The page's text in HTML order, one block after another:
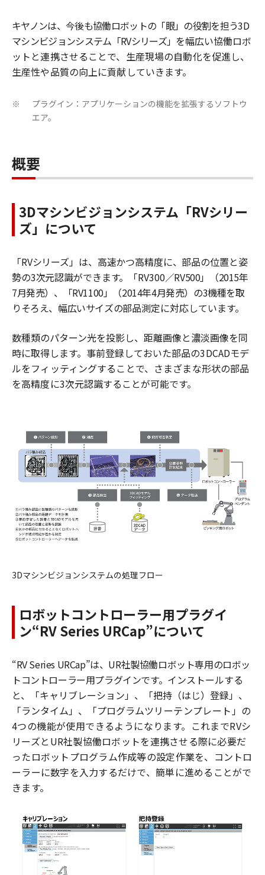
キヤノンは、今後も協働ロボットの「眼」の役割を担う3D
マシンビジョンシステム「RVシリーズ」を幅広い協働ロボ
ットと連携させることで、生産現場の自動化を促進し、
生産性や品質の向上に貢献していきます。
※
プラグイン：アプリケーションの機能を拡張するソフトウ
エア。
概要
3Dマシンビジョンシステム「RVシリー
ズ」について
「RVシリーズ」は、高速かつ高精度に、部品の位置と姿
勢の3次元認識ができます。「RV300／RV500」（2015年
7月発売）、「RV1100」（2014年4月発売）の3機種を取
りそろえ、幅広いサイズの部品測定に対応しています。
数種類のパターン光を投影し、距離画像と濃淡画像を同
時に取得します。事前登録しておいた部品の3DCADモデ
ルをフィッティングすることで、さまざまな形状の部品
を高精度に3次元認識することが可能です。
3Dマシンビジョンシステムの処理フロー
ロボットコントローラー用プラグイ
ン“RV Series URCap”について
“RV Series URCap”は、 UR社製協働ロボット専用のロボッ
トコントローラー用プラグインです。 インストールする
と、「キャリブレーション」、「把持（はじ）登録」、
「ランタイム」、「プログラムツリーテンプレート」の
4つの機能が使用できるようになります。これまでRVシ
リーズと UR社製協働ロボットを連携させる際に必要だ
ったロボットプログラム作成等の設定作業を、コントロ
ーラーに数字を入力するだけで、簡単に進めることがで
きます。